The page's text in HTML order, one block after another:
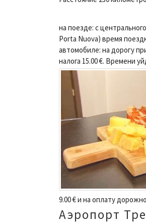
на поезде: с
Porta Nuova) время
автомобиле: на дорогу
налога 15.00 €. Времени
9.00 € и на оплату
Аэропорт